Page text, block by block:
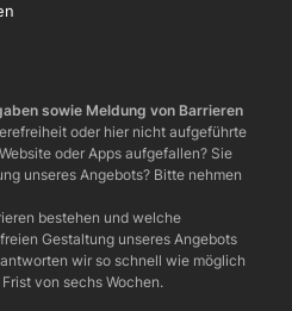
sowie Meldung von Barrieren
oder hier nicht aufgeführte
oder Apps aufgefallen? Sie
unseres Angebots? Bitte nehmen
bestehen und welche
Gestaltung unseres Angebots
wir so schnell wie möglich
von sechs Wochen.